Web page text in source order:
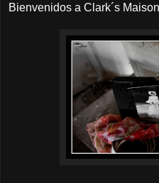
Bienvenidos a Clark´s